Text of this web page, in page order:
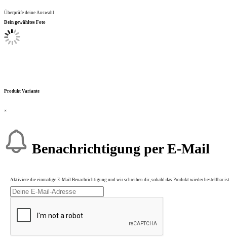
Überprüfe deine Auswahl
Dein gewähltes Foto
Produkt Variante
×
Benachrichtigung per E-Mail
Aktiviere die einmalige E-Mail Benachrichtigung und wir schreiben dir, sobald das Produkt wieder bestellbar ist.